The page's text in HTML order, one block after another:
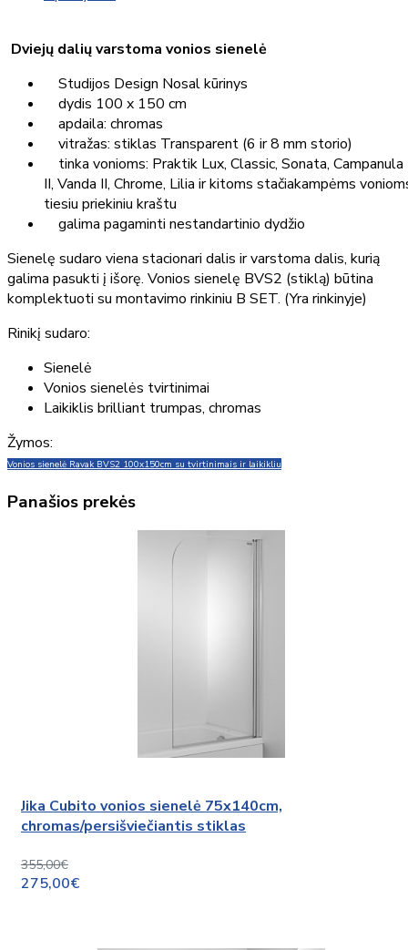
Dviejų dalių varstoma vonios sienelė
Studijos Design Nosal kūrinys
dydis 100 x 150 cm
apdaila: chromas
vitražas: stiklas Transparent (6 ir 8 mm storio)
tinka vonioms: Praktik Lux, Classic, Sonata, Campanula
II, Vanda II, Chrome, Lilia ir kitoms stačiakampėms
tiesiu priekiniu kraštu
galima pagaminti nestandartinio dydžio
Sienelę sudaro viena stacionari dalis ir varstoma dalis, kurią
galima pasukti į išorę. Vonios sienelę BVS2 (stiklą) būtina
komplektuoti su montavimo rinkiniu B SET. (Yra rinkinyje)
Rinikį sudaro:
Sienelė
Vonios sienelės tvirtinimai
Laikiklis brilliant trumpas, chromas
Žymos:
Vonios sienelė Ravak BVS2 100x150cm su tvirtinimais ir laikikliu
Panašios prekės
Jika Cubito vonios sienelė 75x140cm,
chromas/persišviečiantis stiklas
355,00€
275,00€